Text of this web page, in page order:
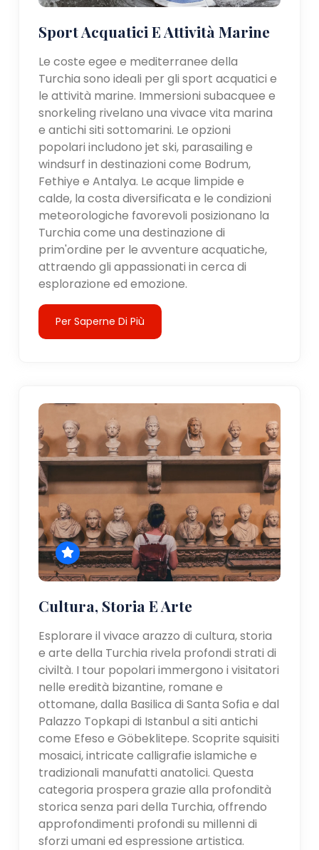
Sport Acquatici E Attività Marine
Le coste egee e mediterranee della
Turchia sono ideali per gli sport acquatici e
le attività marine. Immersioni subacquee e
snorkeling rivelano una vivace vita marina
e antichi siti sottomarini. Le opzioni
popolari includono jet ski, parasailing e
windsurf in destinazioni come Bodrum,
Fethiye e Antalya. Le acque limpide e
calde, la costa diversificata e le condizioni
meteorologiche favorevoli posizionano la
Turchia come una destinazione di
prim'ordine per le avventure acquatiche,
attraendo gli appassionati in cerca di
esplorazione ed emozione.
Per Saperne Di Più
Cultura, Storia E Arte
Esplorare il vivace arazzo di cultura, storia
e arte della Turchia rivela profondi strati di
civiltà. I tour popolari immergono i visitatori
nelle eredità bizantine, romane e
ottomane, dalla Basilica di Santa Sofia e dal
Palazzo Topkapi di Istanbul a siti antichi
come Efeso e Göbeklitepe. Scoprite squisiti
mosaici, intricate calligrafie islamiche e
tradizionali manufatti anatolici. Questa
categoria prospera grazie alla profondità
storica senza pari della Turchia, offrendo
approfondimenti profondi su millenni di
sforzi umani ed espressione artistica.